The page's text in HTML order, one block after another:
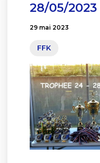
28/05/2023
29 mai 2023
FFK